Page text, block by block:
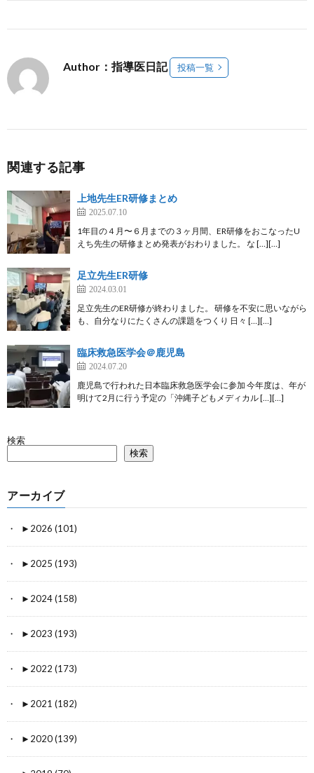
Author：指導医日記 投稿一覧
関連する記事
上地先生ER研修まとめ
2025.07.10
1年目の４月〜６月までの３ヶ月間、ER研修をおこなったU
えち先生の研修まとめ発表がおわりました。 な […][…]
足立先生ER研修
2024.03.01
足立先生のER研修が終わりました。 研修を不安に思いながら
も、自分なりにたくさんの課題をつくり 日々 […][…]
臨床救急医学会＠鹿児島
2024.07.20
鹿児島で行われた日本臨床救急医学会に参加 今年度は、年が
明けて2月に行う予定の「沖縄子どもメディカル […][…]
検索
検索
アーカイブ
► 2026 (101)
► 2025 (193)
► 2024 (158)
► 2023 (193)
► 2022 (173)
► 2021 (182)
► 2020 (139)